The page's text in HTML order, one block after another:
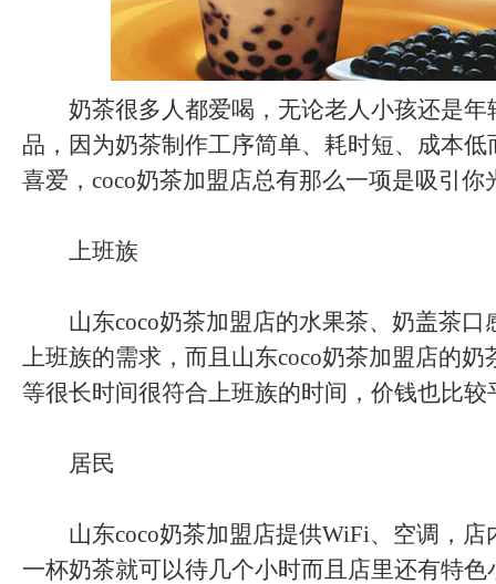
奶茶很多人都爱喝，无论老人小孩还是年
品，因为奶茶制作工序简单、耗时短、成本
喜爱，coco奶茶加盟店总有那么一项是吸引你
上班族
山东coco奶茶加盟店的水果茶、奶盖茶口
上班族的需求，而且山东coco奶茶加盟店的奶
等很长时间很符合上班族的时间，价钱也比较
居民
山东coco奶茶加盟店提供WiFi、空调，店
一杯奶茶就可以待几个小时而且店里还有特色